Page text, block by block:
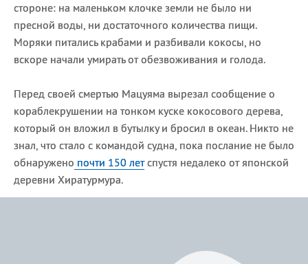
стороне: на маленьком клочке земли не было ни
пресной воды, ни достаточного количества пищи.
Моряки питались крабами и разбивали кокосы, но
вскоре начали умирать от обезвоживания и голода.
Перед своей смертью Мацуяма вырезал сообщение о
кораблекрушении на тонком куске кокосового дерева,
который он вложил в бутылку и бросил в океан. Никто не
знал, что стало с командой судна, пока послание не было
обнаружено почти 150 летспустя недалеко от японской
деревни Хиратурмура.